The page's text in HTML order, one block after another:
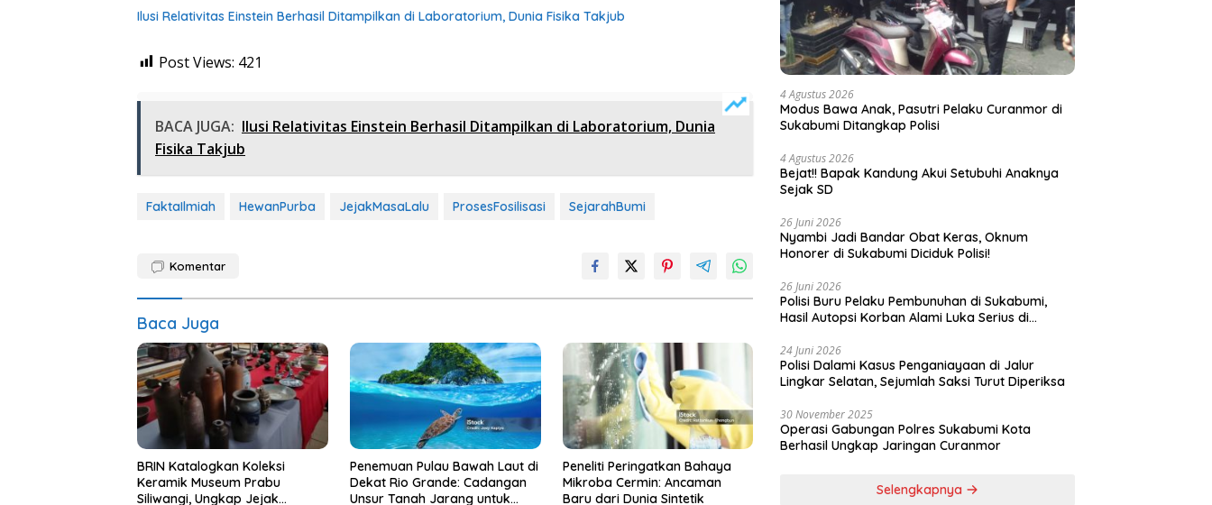
Ilusi Relativitas Einstein Berhasil Ditampilkan di Laboratorium, Dunia Fisika Takjub
Post Views: 421
BACA JUGA: Ilusi Relativitas Einstein Berhasil Ditampilkan di Laboratorium, Dunia
Fisika Takjub
FaktaIlmiah HewanPurba JejakMasaLalu ProsesFosilisasi SejarahBumi
Komentar
Baca Juga
BRIN Katalogkan Koleksi
Keramik Museum Prabu
Siliwangi, Ungkap Jejak
Penemuan Pulau Bawah Laut di
Dekat Rio Grande: Cadangan
Unsur Tanah Jarang untuk
Peneliti Peringatkan Bahaya
Mikroba Cermin: Ancaman
Baru dari Dunia Sintetik
4 Agustus 2026
Modus Bawa Anak, Pasutri Pelaku Curanmor di
Sukabumi Ditangkap Polisi
4 Agustus 2026
Bejat!! Bapak Kandung Akui Setubuhi Anaknya
Sejak SD
26 Juni 2026
Nyambi Jadi Bandar Obat Keras, Oknum
Honorer di Sukabumi Diciduk Polisi!
26 Juni 2026
Polisi Buru Pelaku Pembunuhan di Sukabumi,
Hasil Autopsi Korban Alami Luka Serius di
24 Juni 2026
Polisi Dalami Kasus Penganiayaan di Jalur
Lingkar Selatan, Sejumlah Saksi Turut Diperiksa
30 November 2025
Operasi Gabungan Polres Sukabumi Kota
Berhasil Ungkap Jaringan Curanmor
Selengkapnya